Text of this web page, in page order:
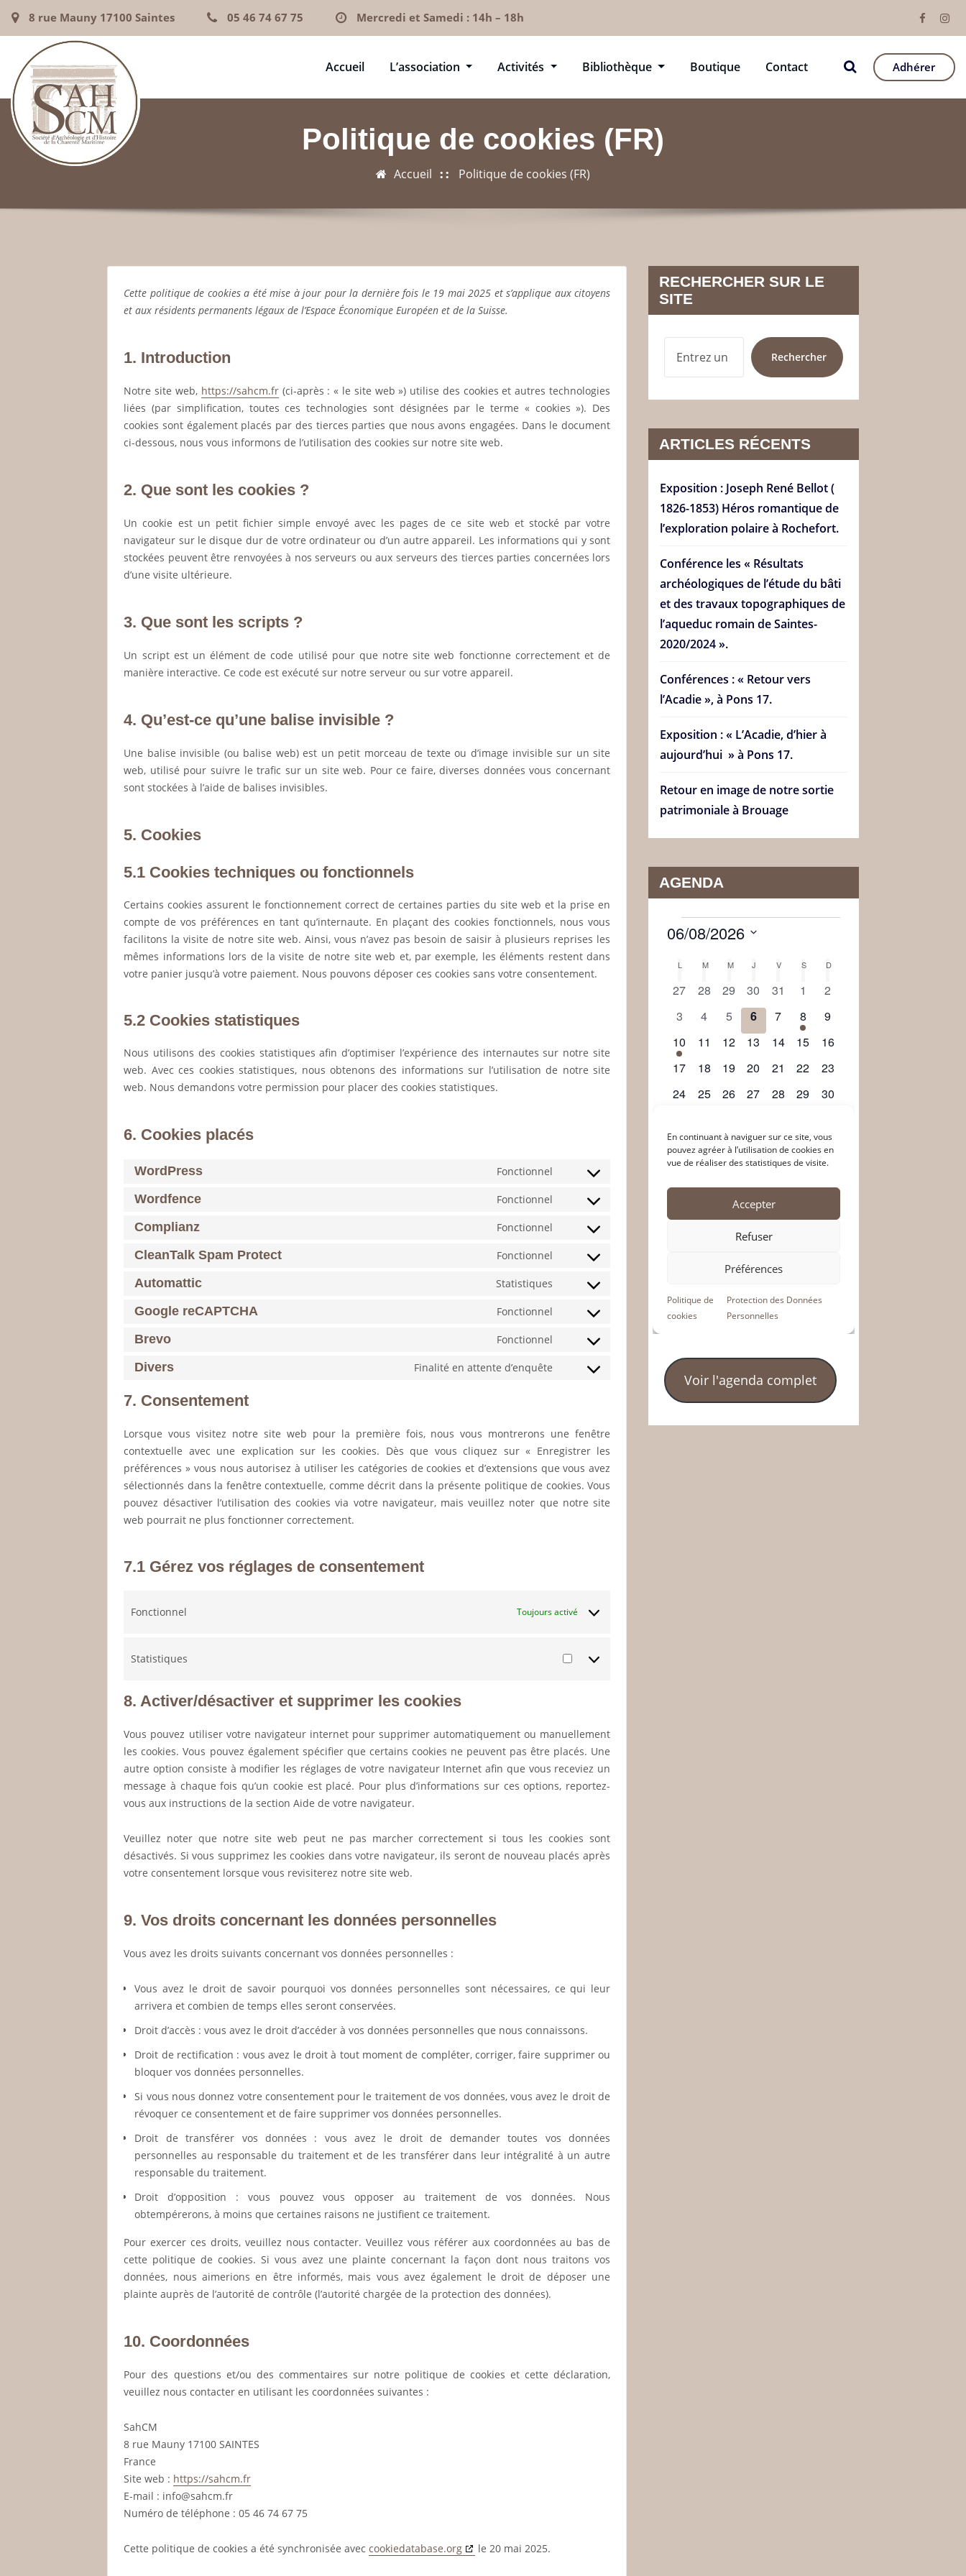
8 rue Mauny 17100 Saintes 05 46 74 67 75 Mercredi et Samedi : 14h – 18h
Accueil L’association Activités Bibliothèque Boutique Contact Adhérer
Politique de cookies (FR)
Accueil Politique de cookies (FR)
Cette politique de cookies a été mise à jour pour la dernière fois le 19 mai 2025 et s’applique aux citoyens
et aux résidents permanents légaux de l’Espace Économique Européen et de la Suisse.
1. Introduction
Notre site web, https://sahcm.fr(ci-après : « le site web ») utilise des cookies et autres technologies
liées (par simplification, toutes ces technologies sont désignées par le terme « cookies »). Des
cookies sont également placés par des tierces parties que nous avons engagées. Dans le document
ci-dessous, nous vous informons de l’utilisation des cookies sur notre site web.
2. Que sont les cookies ?
Un cookie est un petit fichier simple envoyé avec les pages de ce site web et stocké par votre
navigateur sur le disque dur de votre ordinateur ou d’un autre appareil. Les informations qui y sont
stockées peuvent être renvoyées à nos serveurs ou aux serveurs des tierces parties concernées lors
d’une visite ultérieure.
3. Que sont les scripts ?
Un script est un élément de code utilisé pour que notre site web fonctionne correctement et de
manière interactive. Ce code est exécuté sur notre serveur ou sur votre appareil.
4. Qu’est-ce qu’une balise invisible ?
Une balise invisible (ou balise web) est un petit morceau de texte ou d’image invisible sur un site
web, utilisé pour suivre le trafic sur un site web. Pour ce faire, diverses données vous concernant
sont stockées à l’aide de balises invisibles.
5. Cookies
5.1 Cookies techniques ou fonctionnels
Certains cookies assurent le fonctionnement correct de certaines parties du site web et la prise en
compte de vos préférences en tant qu’internaute. En plaçant des cookies fonctionnels, nous vous
facilitons la visite de notre site web. Ainsi, vous n’avez pas besoin de saisir à plusieurs reprises les
mêmes informations lors de la visite de notre site web et, par exemple, les éléments restent dans
votre panier jusqu’à votre paiement. Nous pouvons déposer ces cookies sans votre consentement.
5.2 Cookies statistiques
Nous utilisons des cookies statistiques afin d’optimiser l’expérience des internautes sur notre site
web. Avec ces cookies statistiques, nous obtenons des informations sur l’utilisation de notre site
web. Nous demandons votre permission pour placer des cookies statistiques.
6. Cookies placés
WordPress Fonctionnel
Consent
wordpress
Wordfence Fonctionnel
Consent
wordfence
Complianz Fonctionnel
Consent
complianz
CleanTalk Spam Protect Fonctionnel
Consent
cleantalk-
protect
Automattic Statistiques
Consent
automattic
Google reCAPTCHA Fonctionnel
Consent
google-
Brevo Fonctionnel
Consent
Divers Finalité en attente d’enquête
Consent
7. Consentement
Lorsque vous visitez notre site web pour la première fois, nous vous montrerons une fenêtre
contextuelle avec une explication sur les cookies. Dès que vous cliquez sur « Enregistrer les
préférences » vous nous autorisez à utiliser les catégories de cookies et d’extensions que vous avez
sélectionnés dans la fenêtre contextuelle, comme décrit dans la présente politique de cookies. Vous
pouvez désactiver l’utilisation des cookies via votre navigateur, mais veuillez noter que notre site
web pourrait ne plus fonctionner correctement.
7.1 Gérez vos réglages de consentement
Fonctionnel Toujours activé
Statistiques Statistiques
8. Activer/désactiver et supprimer les cookies
Vous pouvez utiliser votre navigateur internet pour supprimer automatiquement ou manuellement
les cookies. Vous pouvez également spécifier que certains cookies ne peuvent pas être placés. Une
autre option consiste à modifier les réglages de votre navigateur Internet afin que vous receviez un
message à chaque fois qu’un cookie est placé. Pour plus d’informations sur ces options, reportez-
vous aux instructions de la section Aide de votre navigateur.
Veuillez noter que notre site web peut ne pas marcher correctement si tous les cookies sont
désactivés. Si vous supprimez les cookies dans votre navigateur, ils seront de nouveau placés après
votre consentement lorsque vous revisiterez notre site web.
9. Vos droits concernant les données personnelles
Vous avez les droits suivants concernant vos données personnelles :
Vous avez le droit de savoir pourquoi vos données personnelles sont nécessaires, ce qui leur
arrivera et combien de temps elles seront conservées.
Droit d’accès : vous avez le droit d’accéder à vos données personnelles que nous connaissons.
Droit de rectification : vous avez le droit à tout moment de compléter, corriger, faire supprimer ou
bloquer vos données personnelles.
Si vous nous donnez votre consentement pour le traitement de vos données, vous avez le droit de
révoquer ce consentement et de faire supprimer vos données personnelles.
Droit de transférer vos données : vous avez le droit de demander toutes vos données
personnelles au responsable du traitement et de les transférer dans leur intégralité à un autre
responsable du traitement.
Droit d’opposition : vous pouvez vous opposer au traitement de vos données. Nous
obtempérerons, à moins que certaines raisons ne justifient ce traitement.
Pour exercer ces droits, veuillez nous contacter. Veuillez vous référer aux coordonnées au bas de
cette politique de cookies. Si vous avez une plainte concernant la façon dont nous traitons vos
données, nous aimerions en être informés, mais vous avez également le droit de déposer une
plainte auprès de l’autorité de contrôle (l’autorité chargée de la protection des données).
10. Coordonnées
Pour des questions et/ou des commentaires sur notre politique de cookies et cette déclaration,
veuillez nous contacter en utilisant les coordonnées suivantes :
SahCM
8 rue Mauny 17100 SAINTES
France
Site web : https://sahcm.fr
E-mail : info@sahcm.fr
Numéro de téléphone : 05 46 74 67 75
Cette politique de cookies a été synchronisée aveccookiedatabase.org le 20 mai 2025.
RECHERCHER SUR LE
SITE
RECHERCHER
Rechercher
ARTICLES RÉCENTS
Exposition : Joseph René Bellot (
1826-1853) Héros romantique de
l’exploration polaire à Rochefort.
Conférence les « Résultats
archéologiques de l’étude du bâti
et des travaux topographiques de
l’aqueduc romain de Saintes-
2020/2024 ».
Conférences : « Retour vers
l’Acadie », à Pons 17.
Exposition : « L’Acadie, d’hier à
aujourd’hui » à Pons 17.
Retour en image de notre sortie
patrimoniale à Brouage
AGENDA
Voir l'agenda complet